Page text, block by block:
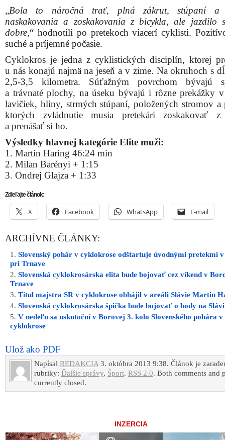
„Bola to náročná trať, plná zákrut, stúpaní a
naskakovania a zoskakovania z bicykla, ale jazdilo
dobre,“ hodnotili po pretekoch viacerí cyklisti.
suché a príjemné počasie.
Cyklokros je jedna z cyklistických disciplín, ktorej
u nás konajú najmä na jeseň a v zime. Na okruhoch s
2,5-3,5 kilometra. Súťažným povrchom bývajú
a trávnaté plochy, na úseku bývajú i rôzne prekážky
lavičiek, hliny, strmých stúpaní, položených stromov a
ktorých zvládnutie musia pretekári zoskakovať z
a prenášať si ho.
Výsledky hlavnej kategórie Elite muži:
1. Martin Haring 46:24 min
2. Milan Barényi + 1:15
3. Ondrej Glajza + 1:33
Zdieľajte článok:
X Facebook WhatsApp E-mail
ARCHÍVNE ČLÁNKY:
Slovenský pohár v cyklokrose odštartuje úvodnými pretekmi
pri Trnave
Slovenská cyklokrosárska elita bude bojovať cez víkend v
Trnave
Titul majstra SR v cyklokrose obhájil v areáli Slávie Martin
Slovenská cyklokrosárska špička bude bojovať o body na
V nedeľu sa uskutoční v Borovej 3. kolo Slovenského pohára v
cyklokrose
Ulož ako PDF
Napísal REDAKCIA3. októbra 2013 9:38. Článok je
rubriky: Ďalšie správy, Šport. RSS 2.0. Both comments and
currently closed.
INZERCIA